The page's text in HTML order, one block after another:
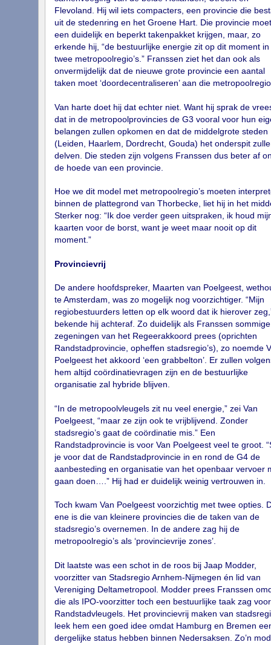
Flevoland. Hij wil iets compacters, een provincie die
uit de stedenring en het Groene Hart. Die provincie moet
een duidelijk en beperkt takenpakket krijgen, maar, zo
erkende hij, “de bestuurlijke energie zit op dit moment in
twee metropoolregio’s.” Franssen ziet het dan ook als
onvermijdelijk dat de nieuwe grote provincie een aantal
taken moet ‘doordecentraliseren’ aan die
Van harte doet hij dat echter niet. Want hij sprak de
dat in de metropoolprovincies de G3 vooral voor hun
belangen zullen opkomen en dat de middelgrote steden
(Leiden, Haarlem, Dordrecht, Gouda) het onderspit
delven. Die steden zijn volgens Franssen dus beter af
de hoede van een provincie.
Hoe we dit model met metropoolregio’s moeten
binnen de plattegrond van Thorbecke, liet hij in het
Sterker nog: “Ik doe verder geen uitspraken, ik houd
kaarten voor de borst, want je weet maar nooit op dit
moment.”
Provincievrij
De andere hoofdspreker, Maarten van Poelgeest,
te Amsterdam, was zo mogelijk nog voorzichtiger. “Mijn
regiobestuurders letten op elk woord dat ik hierover
bekende hij achteraf. Zo duidelijk als Franssen sommige
zegeningen van het Regeerakkoord prees (oprichten
Randstadprovincie, opheffen stadsregio’s), zo noemde
Poelgeest het akkoord ‘een grabbelton’. Er zullen
hem altijd coördinatievragen zijn en de bestuurlijke
organisatie zal hybride blijven.
“In de metropoolvleugels zit nu veel energie,” zei Van
Poelgeest, “maar ze zijn ook te vrijblijvend. Zonder
stadsregio’s gaat de coördinatie mis.” Een
Randstadprovincie is voor Van Poelgeest veel te groot.
je voor dat de Randstadprovincie in en rond de G4 de
aanbesteding en organisatie van het openbaar vervoer
gaan doen….” Hij had er duidelijk weinig vertrouwen in.
Toch kwam Van Poelgeest voorzichtig met twee opties.
ene is die van kleinere provincies die de taken van de
stadsregio’s overnemen. In de andere zag hij de
metropoolregio’s als ‘provincievrije zones’.
Dit laatste was een schot in de roos bij Jaap Modder,
voorzitter van Stadsregio Arnhem‐Nijmegen én lid van
Vereniging Deltametropool. Modder prees Franssen
die als IPO‐voorzitter toch een bestuurlijke taak zag
Randstadvleugels. Het provincievrij maken van
leek hem een goed idee omdat Hamburg en Bremen
dergelijke status hebben binnen Nedersaksen. Zo’n